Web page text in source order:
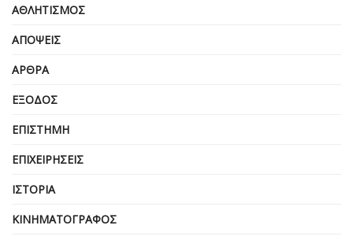
ΑΘΛΗΤΙΣΜΌΣ
ΑΠΌΨΕΙΣ
ΆΡΘΡΑ
ΈΞΟΔΟΣ
ΕΠΙΣΤΉΜΗ
ΕΠΙΧΕΙΡΗΣΕΙΣ
ΙΣΤΟΡΊΑ
ΚΙΝΗΜΑΤΟΓΡΆΦΟΣ